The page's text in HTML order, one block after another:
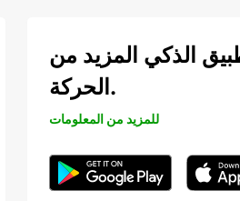
الذكي المزيد من
الحركة.
للمزيد من المعلومات